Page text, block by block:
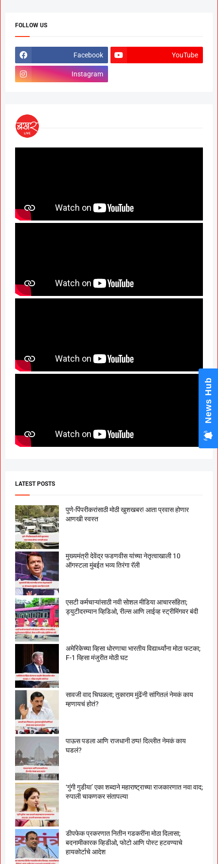
FOLLOW US
Facebook YouTube
Instagram
LATEST POSTS
पुणे-पिंपरीकरांसाठी मोठी खुशखबर! आता प्रवास होणार
आणखी स्वस्त
मुख्यमंत्री देवेंद्र फडणवीस यांच्या नेतृत्वाखाली 10
ऑगस्टला मुंबईत भव्य तिरंगा रॅली
एसटी कर्मचाऱ्यांसाठी नवी सोशल मीडिया आचारसंहिता;
ड्युटीदरम्यान व्हिडिओ, रील्स आणि लाईव्ह स्ट्रीमिंगवर बंदी
अमेरिकेच्या व्हिसा धोरणाचा भारतीय विद्यार्थ्यांना मोठा फटका;
F-1 व्हिसा मंजुरीत मोठी घट
सावजी वाद चिघळला; तुकाराम मुंढेंनी सांगितलं नेमकं काय
म्हणायचं होतं?
पाऊस पडला आणि राजधानी ठप्प! दिल्लीत नेमकं काय
घडलं?
‘गुंगी गुडीया’ एका शब्दाने महाराष्ट्राच्या राजकारणात नवा वाद;
रुपाली चाकणकर संतापल्या
डीपफेक प्रकरणात नितीन गडकरींना मोठा दिलासा;
बदनामीकारक व्हिडीओ, फोटो आणि पोस्ट हटवण्याचे
हायकोर्टाचे आदेश
News Hub